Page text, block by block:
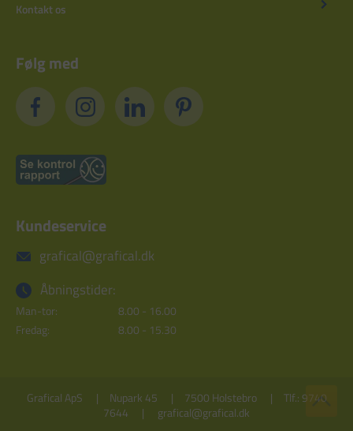
Kontakt os
Følg med
Kundeservice
grafical@grafical.dk
Åbningstider:
Man-tor:
8.00 - 16.00
Fredag:
8.00 - 15.30
Grafical ApS Nupark 45 7500 Holstebro
Tlf.: 9740
7644
grafical@grafical.dk